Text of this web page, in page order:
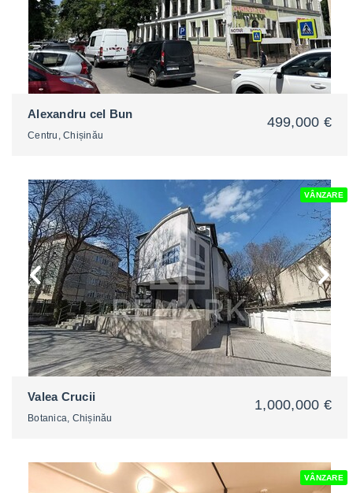
2
Alexandru cel Bun
Centru, Chișinău
499,000 €
VÂNZARE
Valea Crucii
Botanica, Chișinău
1,000,000 €
VÂNZARE